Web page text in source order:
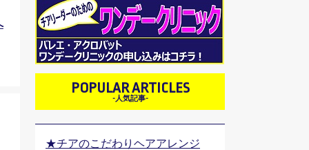
POPULAR ARTICLES
-人気記事-
★チアのこだわりヘアアレンジ